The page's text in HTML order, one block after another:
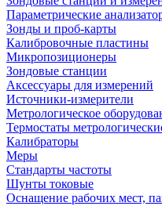
Параметрические
Зонды и проб-карты
Калибровочные пластины
Микропозиционеры
Зондовые станции
Аксессуары для измерений
Источники-измерители
Метрологическое
Термостаты
Калибраторы
Меры
Стандарты частоты
Шунты токовые
Оснащение рабочих мест,